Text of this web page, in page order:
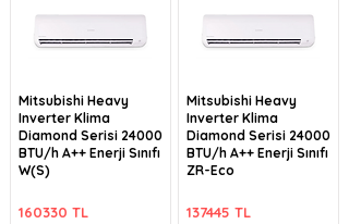
Mitsubishi Heavy
Inverter Klima
Diamond Serisi 24000
BTU/h A++ Enerji Sınıfı
W(S)
160330 TL
Mitsubishi Heavy
Inverter Klima
Diamond Serisi 24000
BTU/h A++ Enerji Sınıfı
ZR-Eco
137445 TL